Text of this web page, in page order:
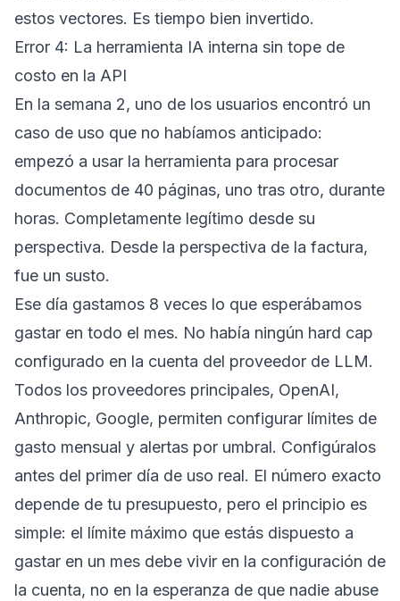
estos vectores. Es tiempo bien invertido.
Error 4: La herramienta IA interna sin tope de
costo en la API
En la semana 2, uno de los usuarios encontró un
caso de uso que no habíamos anticipado:
empezó a usar la herramienta para procesar
documentos de 40 páginas, uno tras otro, durante
horas. Completamente legítimo desde su
perspectiva. Desde la perspectiva de la factura,
fue un susto.
Ese día gastamos 8 veces lo que esperábamos
gastar en todo el mes. No había ningún hard cap
configurado en la cuenta del proveedor de LLM.
Todos los proveedores principales, OpenAI,
Anthropic, Google, permiten configurar límites de
gasto mensual y alertas por umbral. Configúralos
antes del primer día de uso real. El número exacto
depende de tu presupuesto, pero el principio es
simple: el límite máximo que estás dispuesto a
gastar en un mes debe vivir en la configuración de
la cuenta, no en la esperanza de que nadie abuse